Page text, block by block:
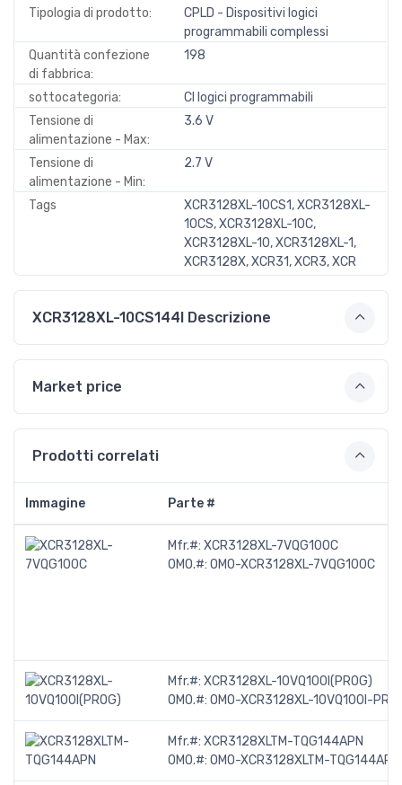
Tipologia di prodotto:
CPLD - Dispositivi logici
programmabili complessi
Quantità confezione
di fabbrica:
198
sottocategoria:
CI logici programmabili
Tensione di
alimentazione - Max:
3.6 V
Tensione di
alimentazione - Min:
2.7 V
Tags
XCR3128XL-10CS1, XCR3128XL-
10CS, XCR3128XL-10C,
XCR3128XL-10, XCR3128XL-1,
XCR3128X, XCR31, XCR3, XCR
XCR3128XL-10CS144I Descrizione
Market price
Prodotti correlati
Immagine Parte #
Mfr.#: XCR3128XL-7VQG100C
OMO.#: OMO-XCR3128XL-7VQG100C
Mfr.#: XCR3128XL-10VQ100I(PROG)
OMO.#: OMO-XCR3128XL-10VQ100I-
Mfr.#: XCR3128XLTM-TQG144APN
OMO.#: OMO-XCR3128XLTM-